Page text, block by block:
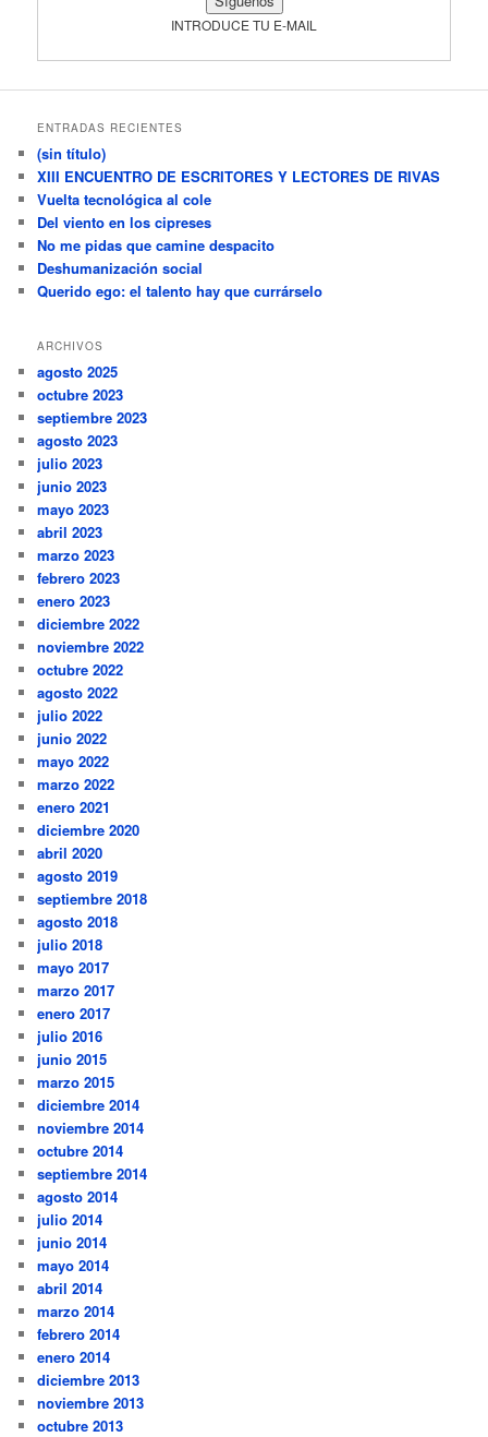
INTRODUCE TU E-MAIL
ENTRADAS RECIENTES
(sin título)
XIII ENCUENTRO DE ESCRITORES Y LECTORES DE RIVAS
Vuelta tecnológica al cole
Del viento en los cipreses
No me pidas que camine despacito
Deshumanización social
Querido ego: el talento hay que currárselo
ARCHIVOS
agosto 2025
octubre 2023
septiembre 2023
agosto 2023
julio 2023
junio 2023
mayo 2023
abril 2023
marzo 2023
febrero 2023
enero 2023
diciembre 2022
noviembre 2022
octubre 2022
agosto 2022
julio 2022
junio 2022
mayo 2022
marzo 2022
enero 2021
diciembre 2020
abril 2020
agosto 2019
septiembre 2018
agosto 2018
julio 2018
mayo 2017
marzo 2017
enero 2017
julio 2016
junio 2015
marzo 2015
diciembre 2014
noviembre 2014
octubre 2014
septiembre 2014
agosto 2014
julio 2014
junio 2014
mayo 2014
abril 2014
marzo 2014
febrero 2014
enero 2014
diciembre 2013
noviembre 2013
octubre 2013